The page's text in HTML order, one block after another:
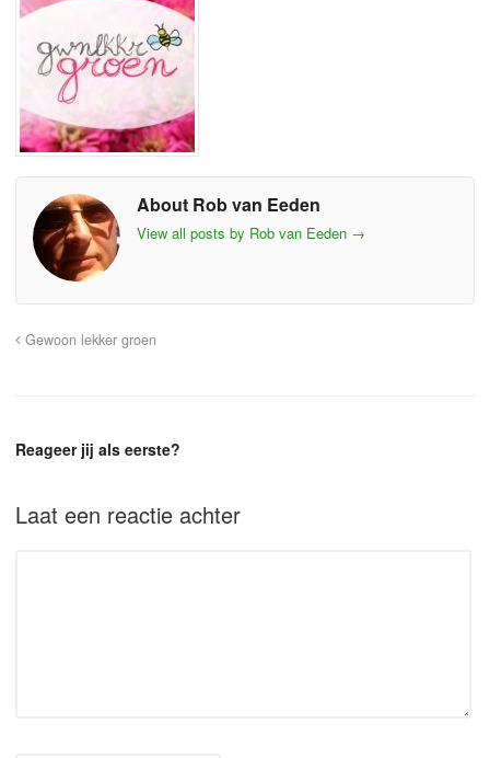
About Rob van Eeden
View all posts by Rob van Eeden →
Gewoon lekker groen
Reageer jij als eerste?
Laat een reactie achter